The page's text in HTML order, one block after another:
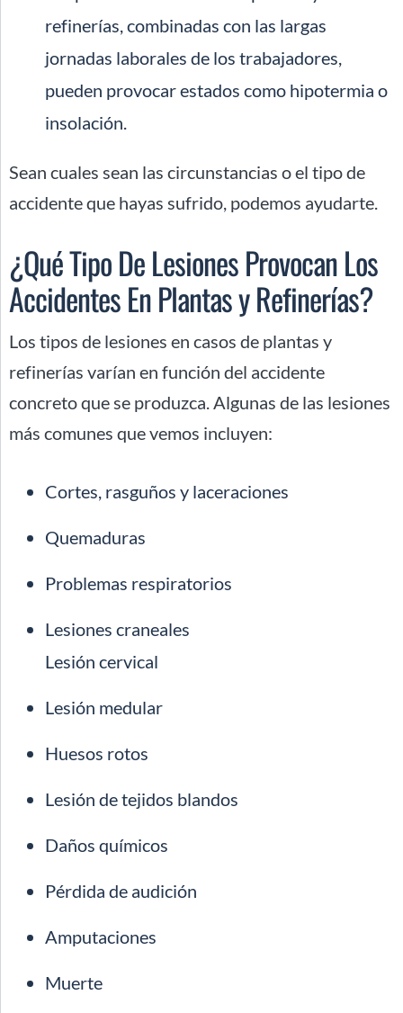
refinerías, combinadas con las largas
jornadas laborales de los trabajadores,
pueden provocar estados como hipotermia o
insolación.
Sean cuales sean las circunstancias o el tipo de
accidente que hayas sufrido, podemos ayudarte.
¿Qué Tipo De Lesiones Provocan Los
Accidentes En Plantas y Refinerías?
Los tipos de lesiones en casos de plantas y
refinerías varían en función del accidente
concreto que se produzca. Algunas de las lesiones
más comunes que vemos incluyen:
Cortes, rasguños y laceraciones
Quemaduras
Problemas respiratorios
Lesiones craneales
Lesión cervical
Lesión medular
Huesos rotos
Lesión de tejidos blandos
Daños químicos
Pérdida de audición
Amputaciones
Muerte